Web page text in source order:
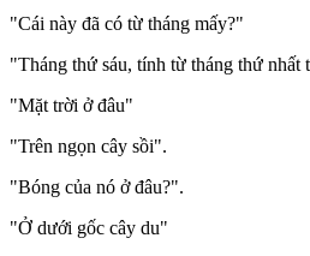
"Cái này đã có từ tháng mấy?"
"Tháng thứ sáu, tính từ tháng thứ nhất
"Mặt trời ở đâu"
"Trên ngọn cây sồi".
"Bóng của nó ở đâu?".
"Ở dưới gốc cây du"